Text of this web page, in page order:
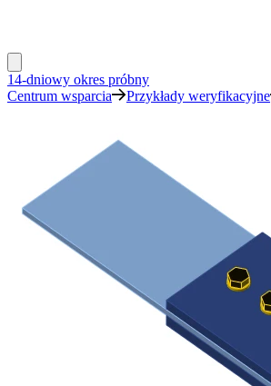
14-dniowy okres próbny
Centrum wsparcia
Przykłady weryfikacyjne